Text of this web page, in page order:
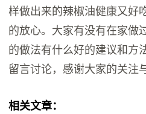
样做出来的辣椒油健康又好
的放心。大家有没有在家做
的做法有什么好的建议和方
留言讨论，感谢大家的关注
相关文章：